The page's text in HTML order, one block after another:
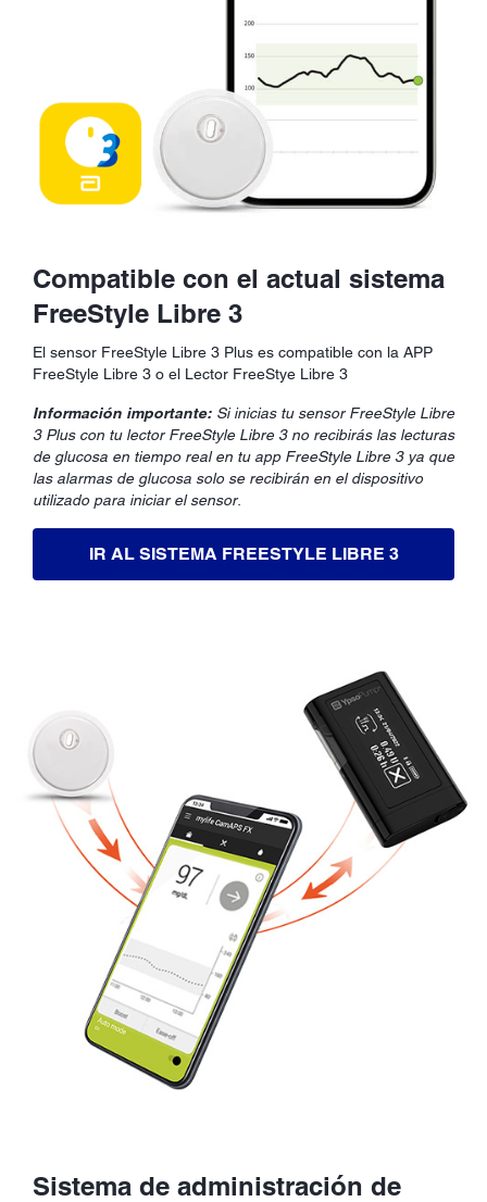
Compatible con el actual sistema
FreeStyle Libre 3
El sensor FreeStyle Libre 3 Plus es compatible con la APP
FreeStyle Libre 3 o el Lector FreeStye Libre 3
Información importante: Si inicias tu sensor FreeStyle Libre
3 Plus con tu lector FreeStyle Libre 3 no recibirás las lecturas
de glucosa en tiempo real en tu app FreeStyle Libre 3 ya que
las alarmas de glucosa solo se recibirán en el dispositivo
utilizado para iniciar el sensor.
IR AL SISTEMA FREESTYLE LIBRE 3
Sistema de administración de